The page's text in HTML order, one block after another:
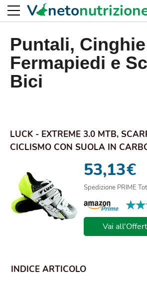
Puntali, Cinghie
Fermapiedi e
Bici
LUCK - EXTREME 3.0 MTB,
CICLISMO CON SUOLA IN
53,13€
Spedizione PRIME
Vai
V neto